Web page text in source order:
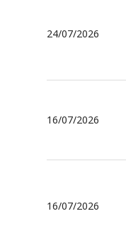
24/07/2026
16/07/2026
16/07/2026